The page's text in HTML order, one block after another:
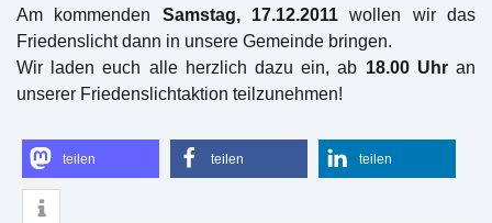
Am kommenden Samstag, 17.12.2011 wollen wir das
Friedenslicht dann in unsere Gemeinde bringen.
Wir laden euch alle herzlich dazu ein, ab 18.00 Uhran
unserer Friedenslichtaktion teilzunehmen!
teilen teilen teilen